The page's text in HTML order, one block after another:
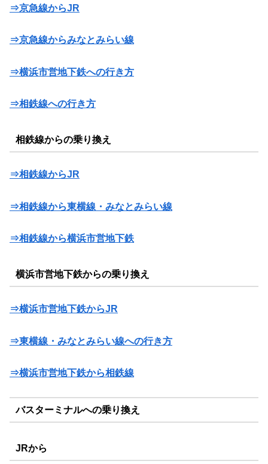
⇒京急線からJR
⇒京急線からみなとみらい線
⇒横浜市営地下鉄への行き方
⇒相鉄線への行き方
相鉄線からの乗り換え
⇒相鉄線からJR
⇒相鉄線から東横線・みなとみらい線
⇒相鉄線から横浜市営地下鉄
横浜市営地下鉄からの乗り換え
⇒横浜市営地下鉄からJR
⇒東横線・みなとみらい線への行き方
⇒横浜市営地下鉄から相鉄線
バスターミナルへの乗り換え
JRから